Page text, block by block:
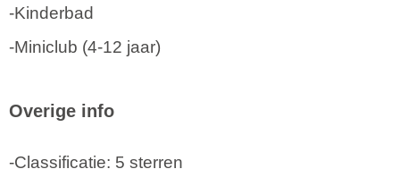
-Kinderbad
-Miniclub (4-12 jaar)
Overige info
-Classificatie: 5 sterren